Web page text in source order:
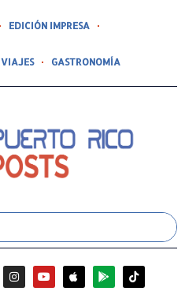
EDICIÓN IMPRESA
VIAJES GASTRONOMÍA